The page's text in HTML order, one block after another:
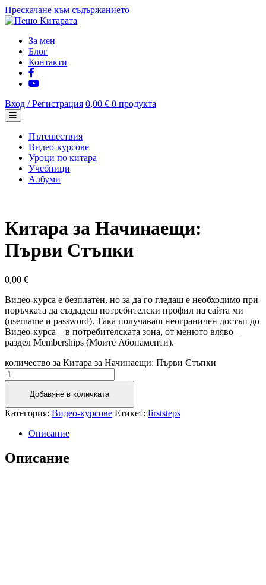
Прескачане към съдържанието
За мен
Блог
Контакти
Вход / Регистрация 0,00 € 0 продукта
Пътешествия
Видео-курсове
Уроци по китара
Учебници
Албуми
Китара за Начинаещи:
Първи Стъпки
0,00 €
Видео-курса е безплатен, но за да го гледаш е необходимо при
поръчката да създадеш потребителски профил на сайта ми
(username и password). Така получаваш неограничен достъп до
Видео-курса – в потребителската зона, от менюто вляво –
раздел Memberships (Моите Абонаменти).
количество за Китара за Начинаещи: Първи Стъпки
Добавяне в количката
Категория: Видео-курсове Етикет: firststeps
Описание
Описание